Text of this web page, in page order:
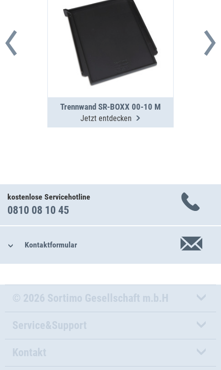
Trennwand SR-BOXX 00-10 M
Jetzt entdecken
kostenlose Servicehotline
0810 08 10 45
Kontaktformular
© 2026 Sortimo Gesellschaft m.b.H
Service&Support
Kontakt